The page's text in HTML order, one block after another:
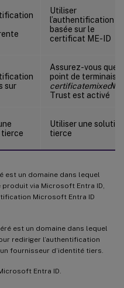
Utiliser
l’authentification
basée sur le
certificat ME-ID
sur
Assurez-vous que
point de
certificatemixed
Trust est activé
Utiliser une solution
tierce
est un domaine dans lequel
via Microsoft Entra ID,
Microsoft Entra ID
est un domaine dans lequel
rediriger l’authentification
fournisseur d’identité tiers.
Entra ID.